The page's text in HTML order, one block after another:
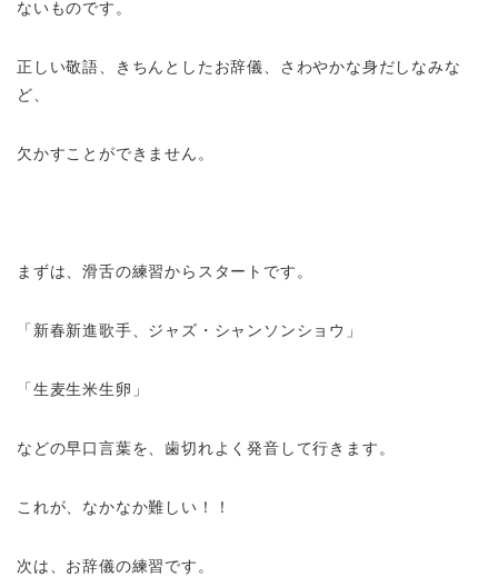
ないものです。
正しい敬語、きちんとしたお辞儀、さわやかな身だしなみな
ど、
欠かすことができません。
まずは、滑舌の練習からスタートです。
「新春新進歌手、ジャズ・シャンソンショウ」
「生麦生米生卵」
などの早口言葉を、歯切れよく発音して行きます。
これが、なかなか難しい！！
次は、お辞儀の練習です。